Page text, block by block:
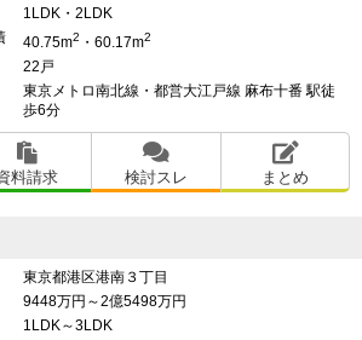
1LDK・2LDK
40.75m2 ・60.17m2
22戸
東京メトロ南北線・都営大江戸線 麻布十番 駅徒
歩6分
料請求 検討スレ まとめ
東京都港区港南３丁目
9448万円～2億5498万円
1LDK～3LDK